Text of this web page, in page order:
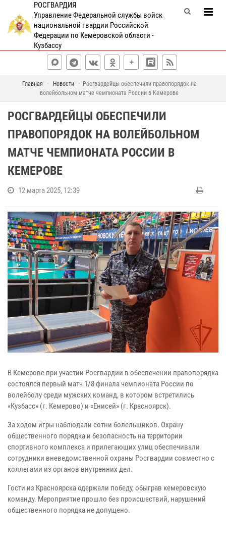
РОСГВАРДИЯ
Управление Федеральной службы войск
национальной гвардии Российской
Федерации по Кемеровской области -
Кузбассу
Главная Новости
Росгвардейцы обеспечили правопорядок на
волейбольном матче чемпионата России в Кемерове
РОСГВАРДЕЙЦЫ ОБЕСПЕЧИЛИ
ПРАВОПОРЯДОК НА ВОЛЕЙБОЛЬНОМ
МАТЧЕ ЧЕМПИОНАТА РОССИИ В
КЕМЕРОВЕ
12 марта 2025, 12:39
В Кемерове при участии Росгвардии в обеспечении правопорядка
состоялся первый матч 1/8 финала чемпионата России по
волейболу среди мужских команд, в котором встретились
«Кузбасс» (г. Кемерово) и «Енисей» (г. Красноярск).
За ходом игры наблюдали сотни болельщиков. Охрану
общественного порядка и безопасность на территории
спортивного комплекса и прилегающих улиц обеспечивали
сотрудники вневедомственной охраны Росгвардии совместно с
коллегами из органов внутренних дел.
Гости из Красноярска одержали победу, обыграв кемеровскую
команду. Мероприятие прошло без происшествий, нарушений
общественного порядка не допущено.